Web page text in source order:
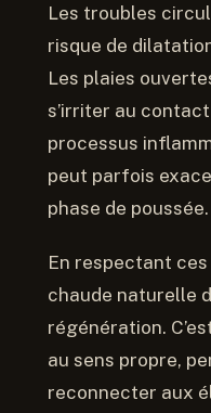
Les troubles
risque de
Les plaies
s’irriter au
processus
peut parfois
phase de poussée.
En respectant ces
chaude naturelle
régénération.
au sens propre,
reconnecter aux